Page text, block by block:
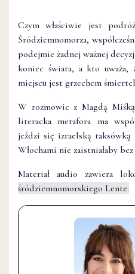
Czym właściwie jest
Śródziemnomorza,
podejmie żadnej ważnej
koniec świata, a kto uważa,
miejscu jest grzechem
W rozmowie z Magdą
literacka metafora ma
jeździ się izraelską taksówką
Włochami nie zaistniałaby
Materiał audio zawiera
śródziemnomorskiego Lente.